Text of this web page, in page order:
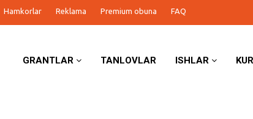
Hamkorlar Reklama Premium obuna FAQ
GRANTLAR TANLOVLAR ISHLAR